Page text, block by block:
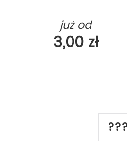
już od
3,00 zł